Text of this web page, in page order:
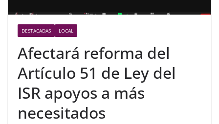
DESTACADAS LOCAL
Afectará reforma del
Artículo 51 de Ley del
ISR apoyos a más
necesitados